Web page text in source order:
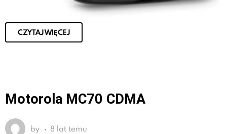
CZYTAJ WIĘCEJ
Motorola MC70 CDMA
by 8 lat temu